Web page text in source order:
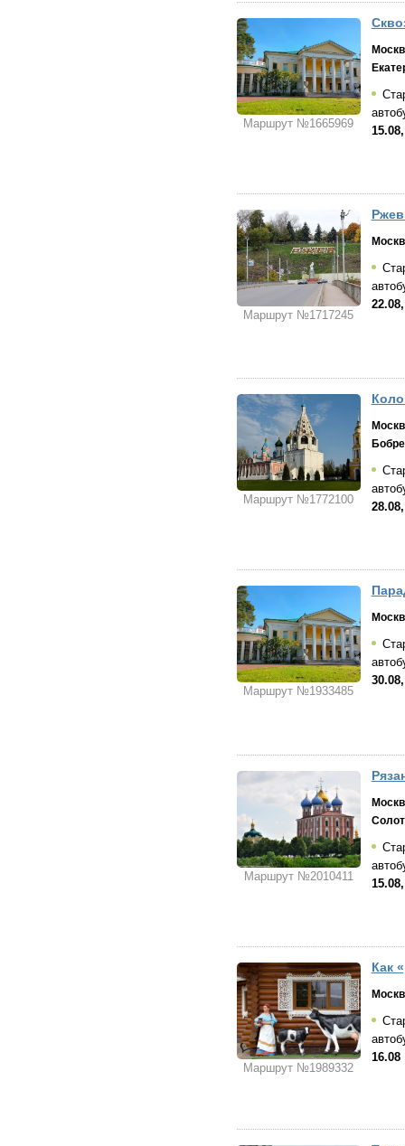
Маршрут №1665969
Маршрут №1717245
Маршрут №1772100
Маршрут №1933485
Маршрут №2010411
Маршрут №1989332
Как
16.08